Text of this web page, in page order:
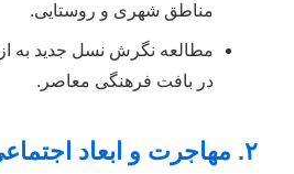
مناطق شهری و روستایی.
مطالعه نگرش نسل جدید به
در بافت فرهنگی معاصر.
۲. مهاجرت و ابعاد اجتماعی-اقتصادی آن